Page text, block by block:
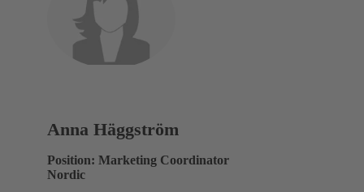
Anna Häggström
Position: Marketing Coordinator
Nordic